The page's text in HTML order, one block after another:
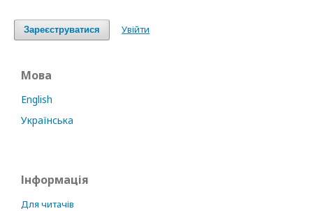
Зареєструватися Увійти
Мова
English
Українська
Інформація
Для читачів